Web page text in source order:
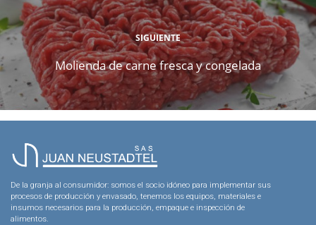
SIGUIENTE
Molienda de carne fresca y congelada
De la granja al consumidor: somos el socio idóneo para implementar sus
procesos de producción y envasado, tenemos los equipos, materiales e
insumos necesarios para la producción, empaque e inspección de
alimentos.